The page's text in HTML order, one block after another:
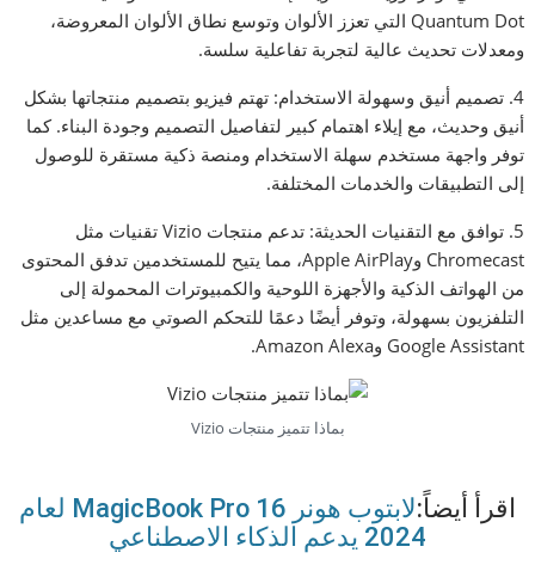
Quantum Dot التي تعزز الألوان وتوسع نطاق الألوان المعروضة،
ومعدلات تحديث عالية لتجربة تفاعلية سلسة.
4. تصميم أنيق وسهولة الاستخدام: تهتم فيزيو بتصميم منتجاتها بشكل
أنيق وحديث، مع إيلاء اهتمام كبير لتفاصيل التصميم وجودة البناء. كما
توفر واجهة مستخدم سهلة الاستخدام ومنصة ذكية مستقرة للوصول
إلى التطبيقات والخدمات المختلفة.
5. توافق مع التقنيات الحديثة: تدعم منتجات Vizio تقنيات مثل
Chromecast وApple AirPlay، مما يتيح للمستخدمين تدفق المحتوى
من الهواتف الذكية والأجهزة اللوحية والكمبيوترات المحمولة إلى
التلفزيون بسهولة، وتوفر أيضًا دعمًا للتحكم الصوتي مع مساعدين مثل
Google Assistant وAmazon Alexa.
بماذا تتميز منتجات Vizio
اقرأ أيضاً:
لابتوب هونر MagicBook Pro 16 لعام
2024 يدعم الذكاء الاصطناعي